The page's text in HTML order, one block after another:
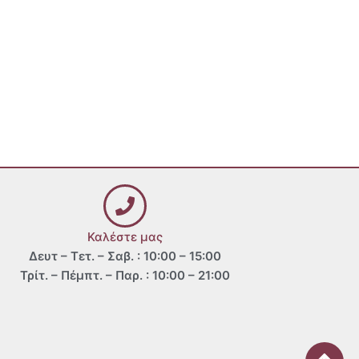
Καλέστε μας
Δευτ – Τετ. – Σαβ. : 10:00 – 15:00
Τρίτ. – Πέμπτ. – Παρ. : 10:00 – 21:00